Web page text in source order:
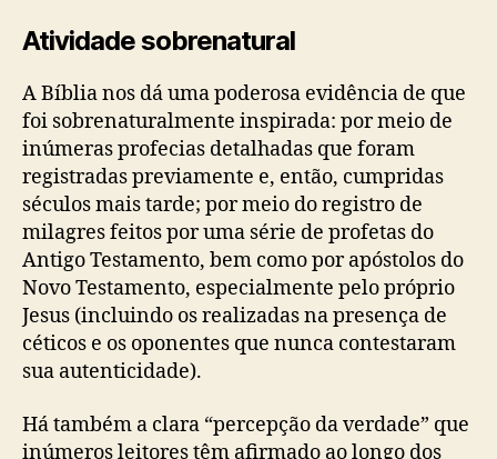
Atividade sobrenatural
A Bíblia nos dá uma poderosa evidência de que
foi sobrenaturalmente inspirada: por meio de
inúmeras profecias detalhadas que foram
registradas previamente e, então, cumpridas
séculos mais tarde; por meio do registro de
milagres feitos por uma série de profetas do
Antigo Testamento, bem como por apóstolos do
Novo Testamento, especialmente pelo próprio
Jesus (incluindo os realizadas na presença de
céticos e os oponentes que nunca contestaram
sua autenticidade).
Há também a clara “percepção da verdade” que
inúmeros leitores têm afirmado ao longo dos